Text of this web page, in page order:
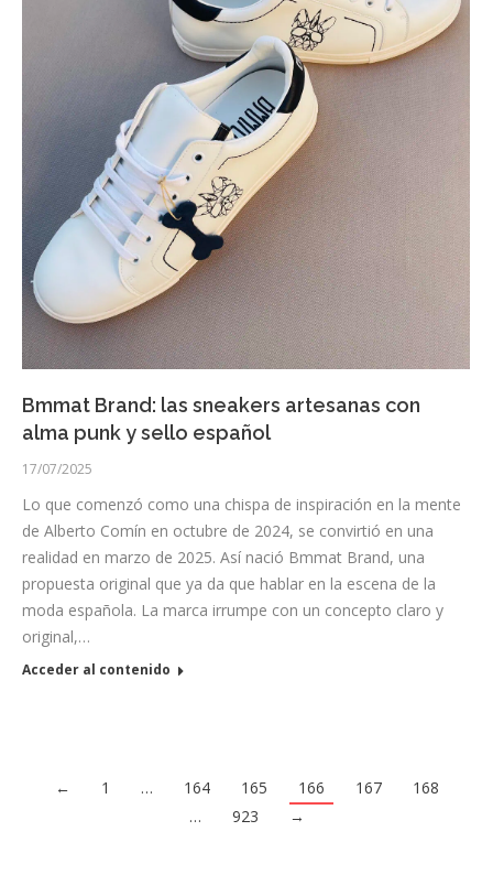
Bmmat Brand: las sneakers artesanas con
alma punk y sello español
17/07/2025
Lo que comenzó como una chispa de inspiración en la mente
de Alberto Comín en octubre de 2024, se convirtió en una
realidad en marzo de 2025. Así nació Bmmat Brand, una
propuesta original que ya da que hablar en la escena de la
moda española. La marca irrumpe con un concepto claro y
original,…
Acceder al contenido
← 1 … 164 165 166 167
168
…
923 →